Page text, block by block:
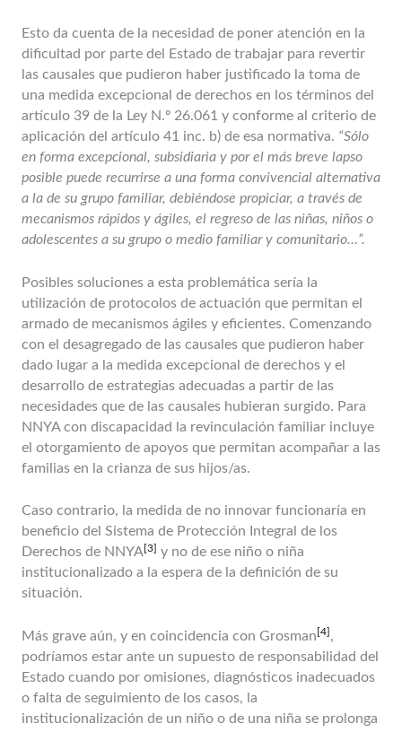
Esto da cuenta de la necesidad de poner atención en la
dificultad por parte del Estado de trabajar para revertir
las causales que pudieron haber justificado la toma de
una medida excepcional de derechos en los términos del
artículo 39 de la Ley N.º 26.061 y conforme al criterio de
aplicación del artículo 41 inc. b) de esa normativa. “Sólo
en forma excepcional, subsidiaria y por el más breve lapso
posible puede recurrirse a una forma convivencial alternativa
a la de su grupo familiar, debiéndose propiciar, a través de
mecanismos rápidos y ágiles, el regreso de las niñas, niños o
adolescentes a su grupo o medio familiar y comunitario…”.
Posibles soluciones a esta problemática sería la
utilización de protocolos de actuación que permitan el
armado de mecanismos ágiles y eficientes. Comenzando
con el desagregado de las causales que pudieron haber
dado lugar a la medida excepcional de derechos y el
desarrollo de estrategias adecuadas a partir de las
necesidades que de las causales hubieran surgido. Para
NNYA con discapacidad la revinculación familiar incluye
el otorgamiento de apoyos que permitan acompañar a las
familias en la crianza de sus hijos/as.
Caso contrario, la medida de no innovar funcionaría en
beneficio del Sistema de Protección Integral de los
Derechos de NNYA [3]
y no de ese niño o niña
institucionalizado a la espera de la definición de su
situación.
Más grave aún, y en coincidencia con Grosman [4] ,
podríamos estar ante un supuesto de responsabilidad del
Estado cuando por omisiones, diagnósticos inadecuados
o falta de seguimiento de los casos, la
institucionalización de un niño o de una niña se prolonga